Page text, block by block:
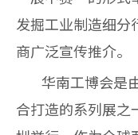
发掘工业制造细分
商广泛宣传推介。
华南工博会是
合打造的系列展之